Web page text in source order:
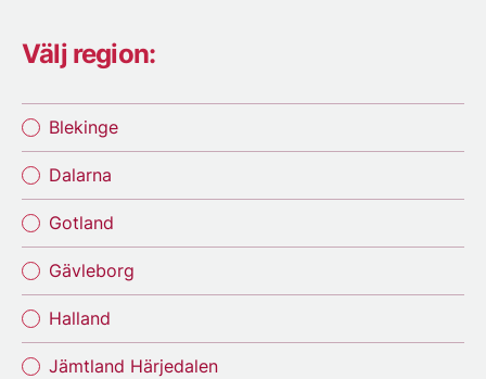
Välj region:
Blekinge
Dalarna
Gotland
Gävleborg
Halland
Jämtland Härjedalen